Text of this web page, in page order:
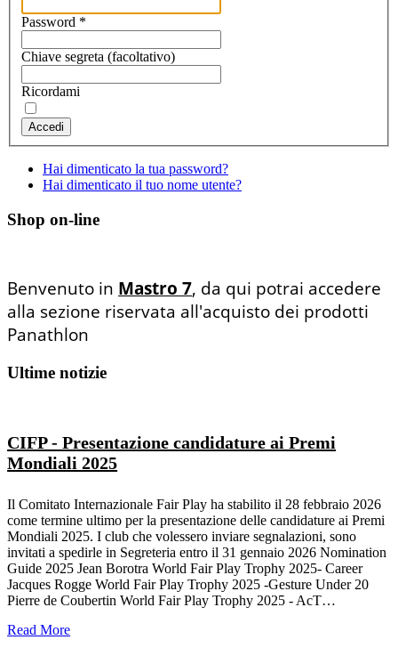
Password *
Chiave segreta (facoltativo)
Ricordami
Accedi
Hai dimenticato la tua password?
Hai dimenticato il tuo nome utente?
Shop on-line
Benvenuto in Mastro 7, da qui potrai accedere
alla sezione riservata all'acquisto dei prodotti
Panathlon
Ultime notizie
CIFP - Presentazione candidature ai Premi
Mondiali 2025
Il Comitato Internazionale Fair Play ha stabilito il 28 febbraio 2026
come termine ultimo per la presentazione delle candidature ai Premi
Mondiali 2025. I club che volessero inviare segnalazioni, sono
invitati a spedirle in Segreteria entro il 31 gennaio 2026 Nomination
Guide 2025 Jean Borotra World Fair Play Trophy 2025- Career
Jacques Rogge World Fair Play Trophy 2025 -Gesture Under 20
Pierre de Coubertin World Fair Play Trophy 2025 - AcT…
Read More